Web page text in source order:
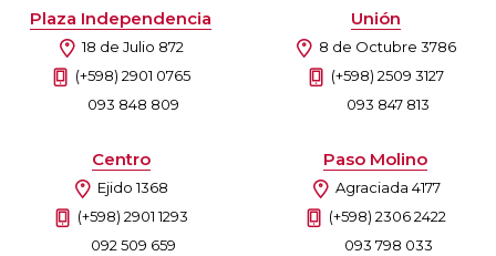
Plaza Independencia
18 de Julio 872
(+598) 2901 0765
093 848 809
Unión
8 de Octubre 3786
(+598) 2509 3127
093 847 813
Centro
Ejido 1368
(+598) 2901 1293
092 509 659
Paso Molino
Agraciada 4177
(+598) 2306 2422
093 798 033